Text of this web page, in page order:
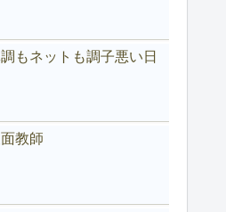
もネットも調子悪い日
教師